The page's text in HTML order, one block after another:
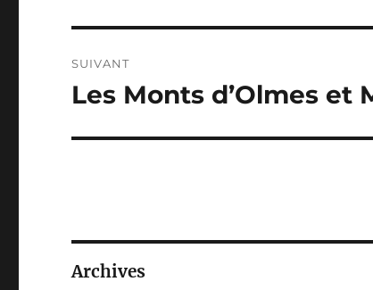
SUIVANT
Publication
Les Monts d’Olmes et
Archives